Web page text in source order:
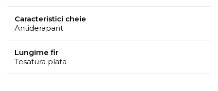
Caracteristici cheie
Antiderapant
Lungime fir
Tesatura plata